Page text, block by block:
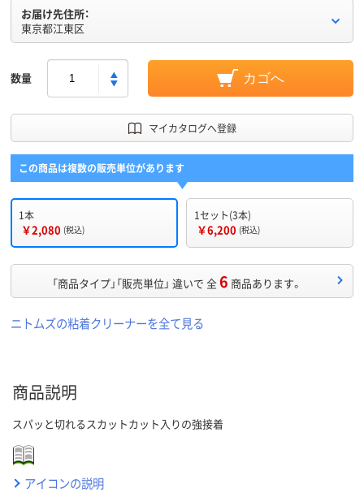
お届け先住所：
東京都江東区
数量 カゴへ
マイカタログへ登録
この商品は複数の販売単位があります
1本
￥2,080 (税込)
1セット(3本)
￥6,200 (税込)
「商品タイプ」「販売単位」 違いで 全6 商品あります。
ニトムズの粘着クリーナーを全て見る
商品説明
スパッと切れるスカットカット入りの強接着
アイコンの説明